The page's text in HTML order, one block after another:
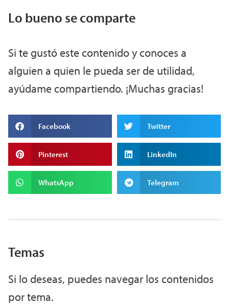
Lo bueno se comparte
Si te gustó este contenido y conoces a
alguien a quien le pueda ser de utilidad,
ayúdame compartiendo. ¡Muchas gracias!
Facebook Twitter
Pinterest LinkedIn
WhatsApp Telegram
Temas
Si lo deseas, puedes navegar los contenidos
por tema.